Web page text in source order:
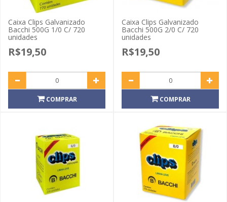
Caixa Clips Galvanizado
Bacchi 500G 1/0 C/ 720
unidades
R$19,50
COMPRAR
Caixa Clips Galvanizado
Bacchi 500G 2/0 C/ 720
unidades
R$19,50
COMPRAR